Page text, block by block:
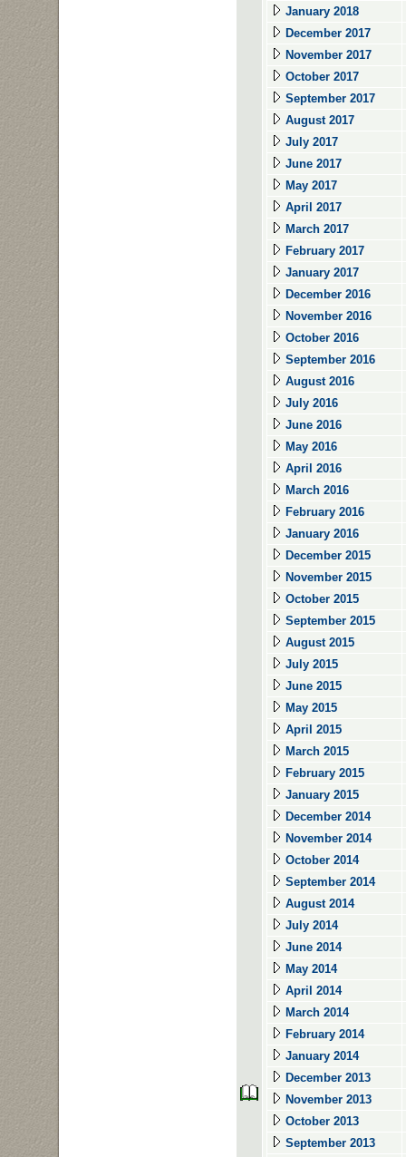
January 2018
December 2017
November 2017
October 2017
September 2017
August 2017
July 2017
June 2017
May 2017
April 2017
March 2017
February 2017
January 2017
December 2016
November 2016
October 2016
September 2016
August 2016
July 2016
June 2016
May 2016
April 2016
March 2016
February 2016
January 2016
December 2015
November 2015
October 2015
September 2015
August 2015
July 2015
June 2015
May 2015
April 2015
March 2015
February 2015
January 2015
December 2014
November 2014
October 2014
September 2014
August 2014
July 2014
June 2014
May 2014
April 2014
March 2014
February 2014
January 2014
December 2013
November 2013
October 2013
September 2013